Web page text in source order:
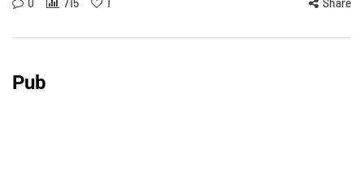
0 715 1 Share
Pub